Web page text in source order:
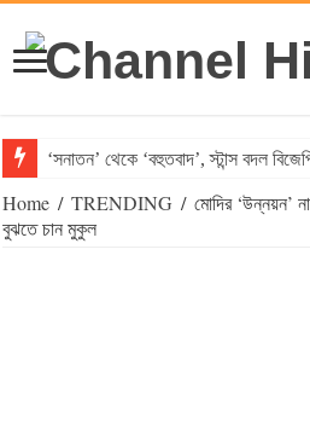
‘সনাতন’ থেকে ‘বহুতবাদ’, স্টান্স বদল
Home / TRENDING / মোদির ‘উন্নয়ন’
বুঝতে চান মুকুল